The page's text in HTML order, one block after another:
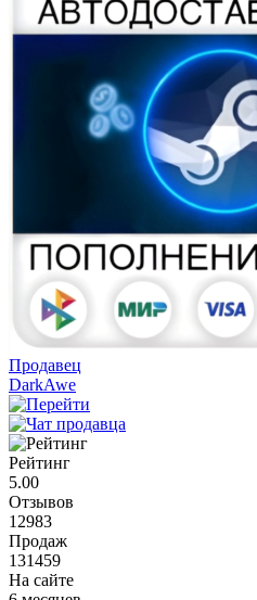
Продавец
DarkAwe
Рейтинг
5.00
Отзывов
12983
Продаж
131459
На сайте